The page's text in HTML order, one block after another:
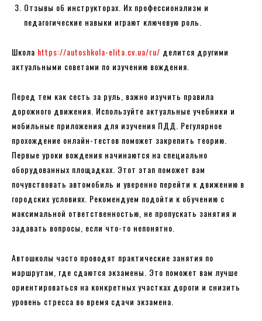
Отзывы об инструкторах. Их профессионализм и
педагогические навыки играют ключевую роль.
Школа https://autoshkola-elita.cv.ua/ru/ делится другими
актуальными советами по изучению вождения.
Перед тем как сесть за руль, важно изучить правила
дорожного движения. Используйте актуальные учебники и
мобильные приложения для изучения ПДД. Регулярное
прохождение онлайн-тестов поможет закрепить теорию.
Первые уроки вождения начинаются на специально
оборудованных площадках. Этот этап поможет вам
почувствовать автомобиль и уверенно перейти к движению в
городских условиях. Рекомендуем подойти к обучению с
максимальной ответственностью, не пропускать занятия и
задавать вопросы, если что-то непонятно.
Автошколы часто проводят практические занятия по
маршрутам, где сдаются экзамены. Это поможет вам лучше
ориентироваться на конкретных участках дороги и снизить
уровень стресса во время сдачи экзамена.